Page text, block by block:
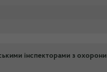
iнспекторами з охорони